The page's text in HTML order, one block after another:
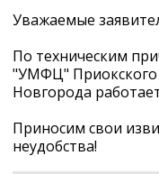
Уважаемые
По техническим
"УМФЦ" Приокского
Новгорода
Приносим свои
неудобства!